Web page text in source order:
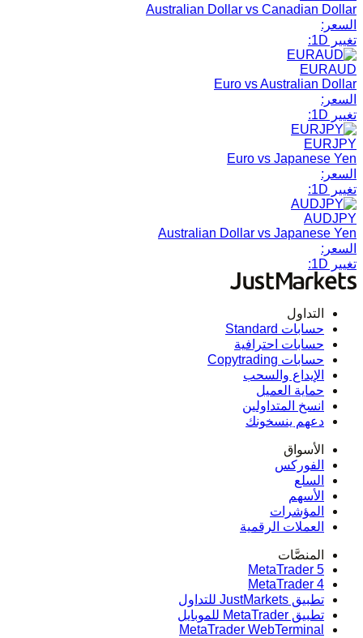
Australian Dollar vs Canadian Dollar
السعر:
تغيير 1D:
EURAUD
Euro vs Australian Dollar
السعر:
تغيير 1D:
EURJPY
Euro vs Japanese Yen
السعر:
تغيير 1D:
AUDJPY
Australian Dollar vs Japanese Yen
السعر:
تغيير 1D:
التداول
حسابات Standard
حسابات احترافية
حسابات Copytrading
الإيداع والسحب
حماية العميل
انسخ المتداولين
دعهم ينسخونك
الأسواق
الفوركس
السلع
الأسهم
المؤشرات
العملات الرقمية
المنصَّات
MetaTrader 5
MetaTrader 4
تطبيق JustMarkets للتداول
تطبيق MetaTrader للموبايل
MetaTrader WebTerminal